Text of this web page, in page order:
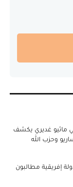
ماثيو غديري يكشف
وحزب الله
الدخول للولايات المتحدة: مواطنو 30 دولة إفريقية مطالبون